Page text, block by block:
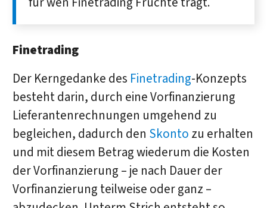
Finetrading
Der Kerngedanke des Finetrading-Konzepts
besteht darin, durch eine Vorfinanzierung
Lieferantenrechnungen umgehend zu
begleichen, dadurch den Skonto zu erhalten
und mit diesem Betrag wiederum die Kosten
der Vorfinanzierung – je nach Dauer der
Vorfinanzierung teilweise oder ganz –